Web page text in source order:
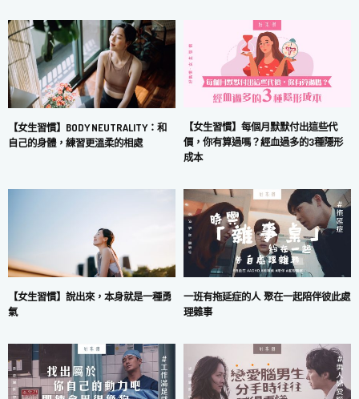
【女生習慣】BODY NEUTRALITY：和
自己的身體，練習更溫柔的相處
【女生習慣】每個月默默付出這些代
價，你有算過嗎？經血過多的3種隱形
成本
【女生習慣】說出來，本身就是一種勇
氣
一班有拖延症的人 聚在一起陪伴彼此處
理雜事